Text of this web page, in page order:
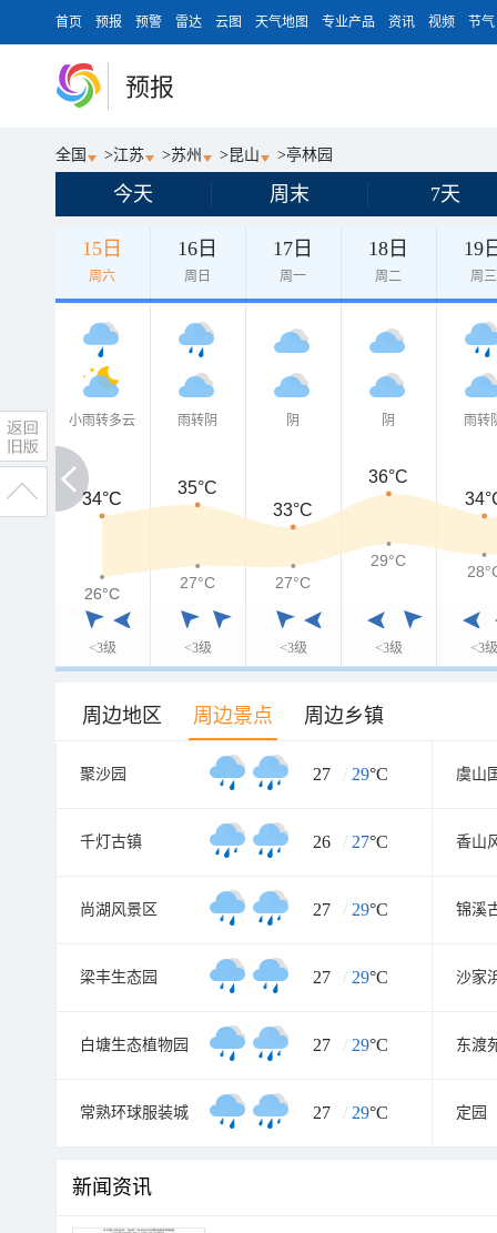
首页 预报 预警 雷达 云图 天气地图 专业产品 资讯 视频 节气
预报
全国 >江苏 >苏州 > 昆山 >亭林园
今天 周末 7天
15日
周六
16日
周日
17日
周一
18日
周二
19
周三
小雨转多云
<3级
雨转阴
<3级
阴
<3级
阴
<3级
雨转
<3级
34°C
34°C
35°C
33°C
36°C
26°C
26°C
27°C 27°C
29°C
周边地区 周边景点 周边乡镇
聚沙园 27 / 29°C 虞山
千灯古镇 26 / 27°C 香山
尚湖风景区 27 / 29°C 锦溪
梁丰生态园 27 / 29°C 沙家
白塘生态植物园 27 / 29°C 东渡
常熟环球服装城 27 / 29°C 定园
新闻资讯